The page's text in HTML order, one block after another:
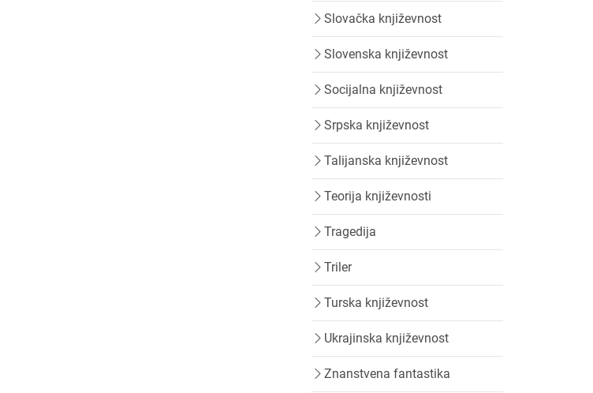
Slovačka književnost
Slovenska književnost
Socijalna književnost
Srpska književnost
Talijanska književnost
Teorija književnosti
Tragedija
Triler
Turska književnost
Ukrajinska književnost
Znanstvena fantastika